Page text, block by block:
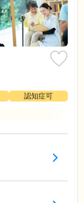
認知症可